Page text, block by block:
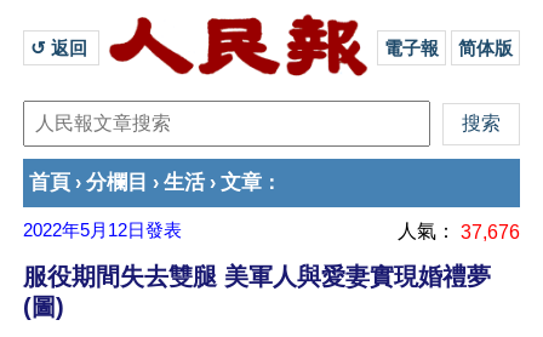
↺ 返回 電子報 简体版
首頁 › 分欄目 › 生活 › 文章 ：
2022年5月12日發表 人氣： 37,676
服役期間失去雙腿 美軍人與愛妻實現婚禮夢
(圖)